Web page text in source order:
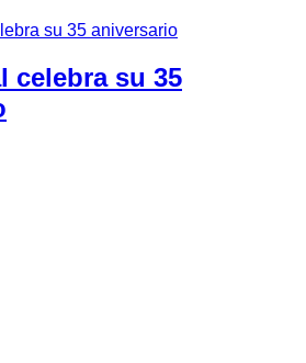
celebra su 35